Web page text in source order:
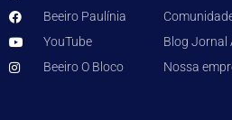
Beeiro Paulínia
YouTube
Beeiro O Bloco
Blog Jornal
Nossa